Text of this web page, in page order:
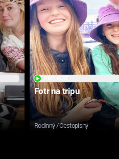
Fotr na tripu
Rodinný / Cestopisný